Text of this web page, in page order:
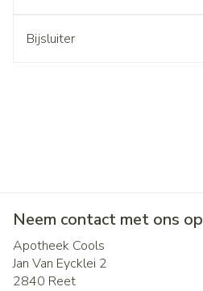
Bijsluiter
Neem contact met ons op
Apotheek Cools
Jan Van Eycklei 2
2840 Reet